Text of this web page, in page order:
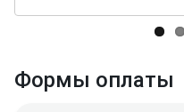
Формы оплаты